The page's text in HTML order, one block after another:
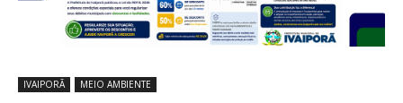
IVAIPORÃ MEIO AMBIENTE